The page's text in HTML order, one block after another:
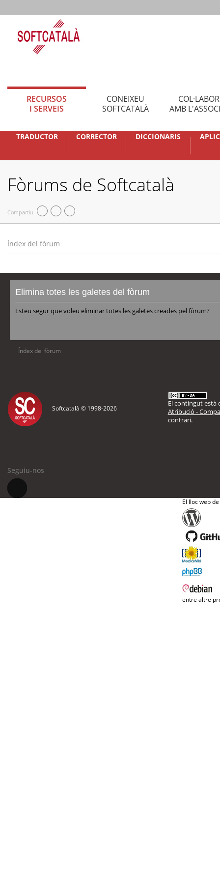
RECURSOS
I SERVEIS
CONEIXEU
SOFTCATALÀ
AMB
TRADUCTOR CORRECTOR DICCIONARIS
Fòrums de Softcatalà
Compartiu
Índex del fòrum
Elimina totes les galetes del fòrum
Esteu segur que voleu eliminar totes les galetes creades pel fòrum?
Índex del fòrum
Softcatalà © 1998-2026
El contingut està
Atribució -
contrari.
Seguiu-nos
El lloc web
entre altre